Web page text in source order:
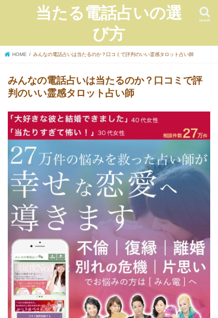
当たる電話占いの選
び方
search
HOME みんなの電話占いは当たるのか？口コミで評判のいい霊感タロット占い師
みんなの電話占いは当たるのか？口コミで評
判のいい霊感タロット占い師